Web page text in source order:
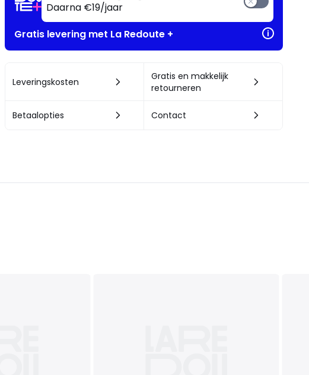
Daarna €19/jaar
Gratis levering met La Redoute +
Leveringskosten
Gratis en makkelijk
retourneren
Betaalopties Contact